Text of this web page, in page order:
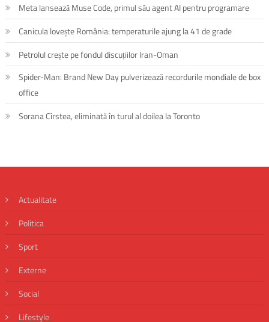
Meta lansează Muse Code, primul său agent AI pentru programare
Canicula lovește România: temperaturile ajung la 41 de grade
Petrolul crește pe fondul discuțiilor Iran-Oman
Spider-Man: Brand New Day pulverizează recordurile mondiale de box
office
Sorana Cîrstea, eliminată în turul al doilea la Toronto
Actualitate
Politica
Sport
Externe
Social
Lifestyle